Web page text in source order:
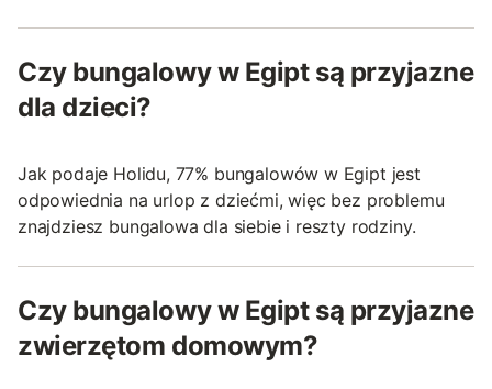
Czy bungalowy w Egipt są przyjazne
dla dzieci?
Jak podaje Holidu, 77% bungalowów w Egipt jest
odpowiednia na urlop z dziećmi, więc bez problemu
znajdziesz bungalowa dla siebie i reszty rodziny.
Czy bungalowy w Egipt są przyjazne
zwierzętom domowym?